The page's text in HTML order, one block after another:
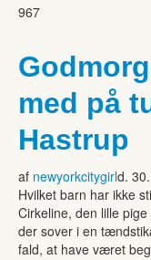
967
med på
Hastrup
af newyorkcitygirld.
Hvilket barn har ikke
Cirkeline, den lille
der sover i en
fald, at have været